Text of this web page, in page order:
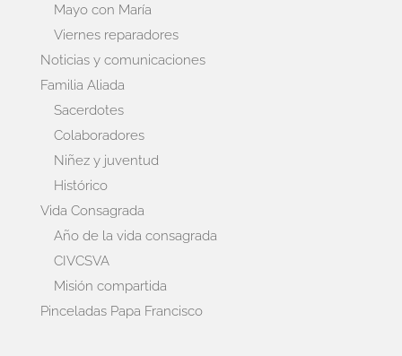
Mayo con María
Viernes reparadores
Noticias y comunicaciones
Familia Aliada
Sacerdotes
Colaboradores
Niñez y juventud
Histórico
Vida Consagrada
Año de la vida consagrada
CIVCSVA
Misión compartida
Pinceladas Papa Francisco